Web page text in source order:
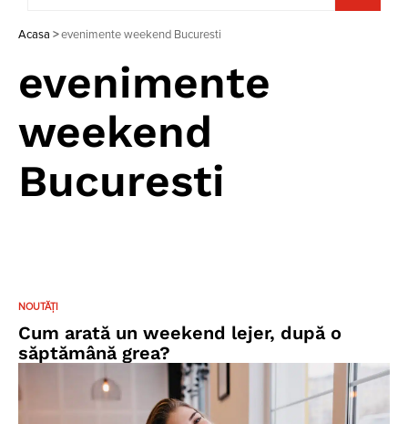
Acasa >evenimente weekend Bucuresti
evenimente
weekend
Bucuresti
NOUTĂȚI
Cum arată un weekend lejer, după o
săptămână grea?